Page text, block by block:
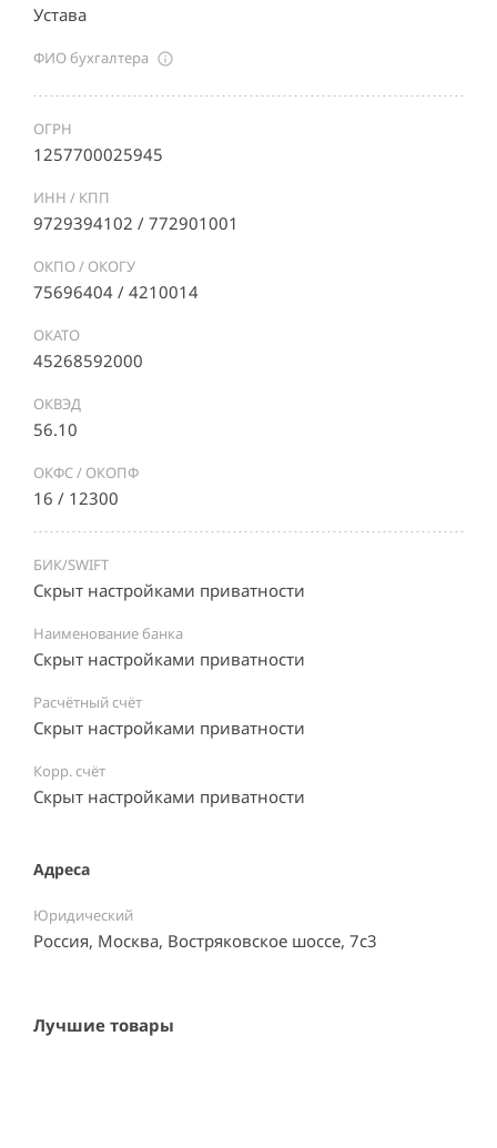
Устава
ФИО бухгалтера
ОГРН
1257700025945
ИНН / КПП
9729394102 / 772901001
ОКПО / ОКОГУ
75696404 / 4210014
ОКАТО
45268592000
ОКВЭД
56.10
ОКФС / ОКОПФ
16 / 12300
БИК/SWIFT
Скрыт настройками приватности
Наименование банка
Скрыт настройками приватности
Расчётный счёт
Скрыт настройками приватности
Корр. счёт
Скрыт настройками приватности
Адреса
Юридический
Россия, Москва, Востряковское шоссе, 7с3
Лучшие товары